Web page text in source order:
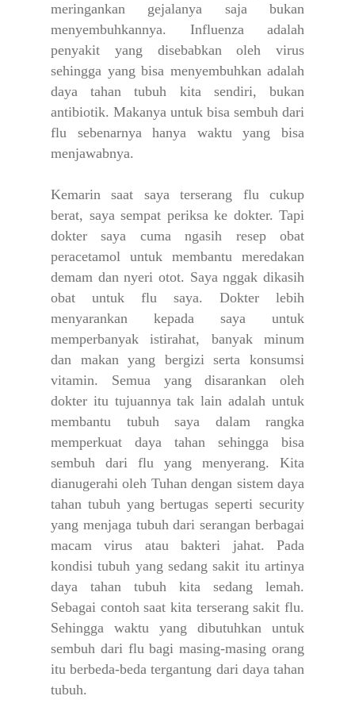
meringankan gejalanya saja bukan
menyembuhkannya. Influenza adalah
penyakit yang disebabkan oleh virus
sehingga yang bisa menyembuhkan adalah
daya tahan tubuh kita sendiri, bukan
antibiotik. Makanya untuk bisa sembuh dari
flu sebenarnya hanya waktu yang bisa
menjawabnya.
Kemarin saat saya terserang flu cukup
berat, saya sempat periksa ke dokter. Tapi
dokter saya cuma ngasih resep obat
peracetamol untuk membantu meredakan
demam dan nyeri otot. Saya nggak dikasih
obat untuk flu saya. Dokter lebih
menyarankan kepada saya untuk
memperbanyak istirahat, banyak minum
dan makan yang bergizi serta konsumsi
vitamin. Semua yang disarankan oleh
dokter itu tujuannya tak lain adalah untuk
membantu tubuh saya dalam rangka
memperkuat daya tahan sehingga bisa
sembuh dari flu yang menyerang. Kita
dianugerahi oleh Tuhan dengan sistem daya
tahan tubuh yang bertugas seperti security
yang menjaga tubuh dari serangan berbagai
macam virus atau bakteri jahat. Pada
kondisi tubuh yang sedang sakit itu artinya
daya tahan tubuh kita sedang lemah.
Sebagai contoh saat kita terserang sakit flu.
Sehingga waktu yang dibutuhkan untuk
sembuh dari flu bagi masing-masing orang
itu berbeda-beda tergantung dari daya tahan
tubuh.